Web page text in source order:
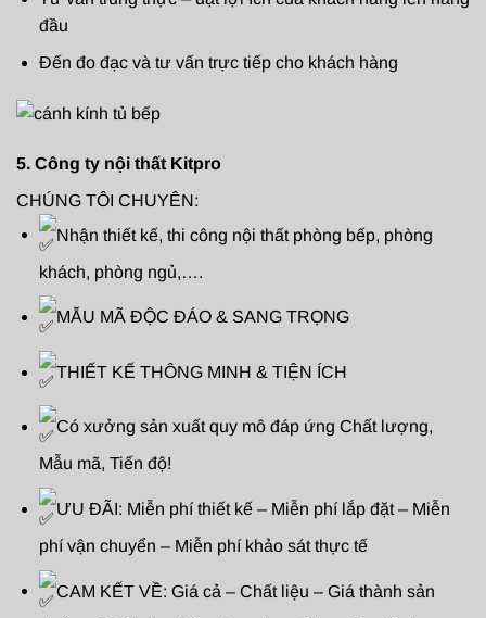
đầu
Đến đo đạc và tư vấn trực tiếp cho khách hàng
5. Công ty nội thất Kitpro
CHÚNG TÔI CHUYÊN:
Nhận thiết kế, thi công nội thất phòng bếp, phòng
khách, phòng ngủ,….
MẪU MÃ ĐỘC ĐÁO & SANG TRỌNG
THIẾT KẾ THÔNG MINH & TIỆN ÍCH
Có xưởng sản xuất quy mô đáp ứng Chất lượng,
Mẫu mã, Tiến độ!
ƯU ĐÃI: Miễn phí thiết kế – Miễn phí lắp đặt – Miễn
phí vận chuyển – Miễn phí khảo sát thực tế
CAM KẾT VỀ: Giá cả – Chất liệu – Giá thành sản